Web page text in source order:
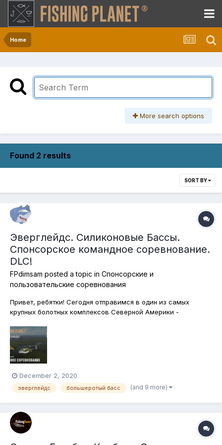
Home
More search options
Found 2 results
SORT BY
Эверглейдс. Силиконовые Бассы.
Спонсорское командное соревнование.
DLC!
FPdimsam posted a topic in Спонсорские и
пользовательские соревнования
Привет, ребятки! Сегодня отправимся в один из самых
крупных болотных комплексов Северной Америки -
исключительно на силиконовые приманки! Обращаю ваше
снимание на то, что можно использовать силиконовые
приманки в сочентании с басс-джигами,...
December 2, 2020
эверглейдс большеротый басс (and 9 more)